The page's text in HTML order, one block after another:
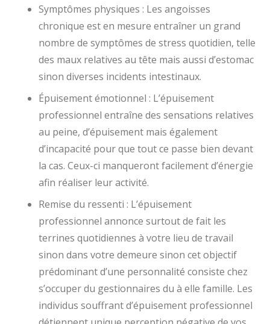
Symptômes physiques : Les angoisses
chronique est en mesure entraîner un grand
nombre de symptômes de stress quotidien, telle
des maux relatives au tête mais aussi d’estomac
sinon diverses incidents intestinaux.
Épuisement émotionnel : L’épuisement
professionnel entraîne des sensations relatives
au peine, d’épuisement mais également
d’incapacité pour que tout ce passe bien devant
la cas. Ceux-ci manqueront facilement d’énergie
afin réaliser leur activité.
Remise du ressenti : L’épuisement
professionnel annonce surtout de fait les
terrines quotidiennes à votre lieu de travail
sinon dans votre demeure sinon cet objectif
prédominant d’une personnalité consiste chez
s’occuper du gestionnaires du à elle famille. Les
individus souffrant d’épuisement professionnel